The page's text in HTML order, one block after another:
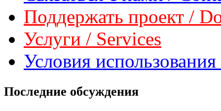
Поддержать проект /
Услуги / Services
Условия
Последние обсуждения